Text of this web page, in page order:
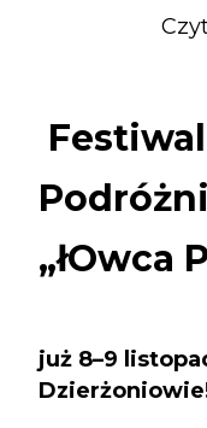
Festiwal
„łOwca
już 8–9